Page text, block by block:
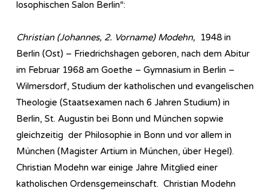
lo­so­phi­sch­en Salon Berlin“:
Christian (Johannes, 2. Vorname) Modehn, 1948 in
Berlin (Ost) – Friedrichshagen geboren, nach dem Abitur
im Februar 1968 am Goethe – Gymnasium in Berlin –
Wilmersdorf, Studium der katholischen und evangelischen
Theologie (Staatsexamen nach 6 Jahren Studium) in
Berlin, St. Augustin bei Bonn und München sopwie
gleichzeitig der Philosophie in Bonn und vor allem in
München (Magister Artium in München, über Hegel).
Christian Modehn war einige Jahre Mitglied einer
katholischen Ordensgemeinschaft. Christian Modehn